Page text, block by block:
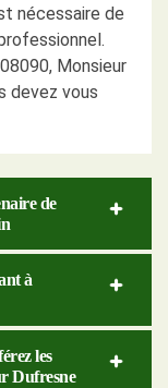
nécessaire de
Monsieur
devez vous
de
à
les
Dufresne